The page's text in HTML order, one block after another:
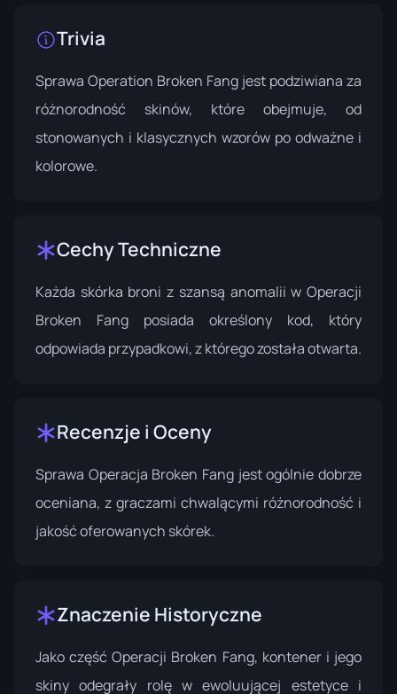
Trivia
Sprawa Operation Broken Fang jest podziwiana za
różnorodność skinów, które obejmuje, od
stonowanych i klasycznych wzorów po odważne i
kolorowe.
Cechy Techniczne
Każda skórka broni z szansą anomalii w Operacji
Broken Fang posiada określony kod, który
odpowiada przypadkowi, z którego została otwarta.
Recenzje i Oceny
Sprawa Operacja Broken Fang jest ogólnie dobrze
oceniana, z graczami chwalącymi różnorodność i
jakość oferowanych skórek.
Znaczenie Historyczne
Jako część Operacji Broken Fang, kontener i jego
skiny odegrały rolę w ewoluującej estetyce i